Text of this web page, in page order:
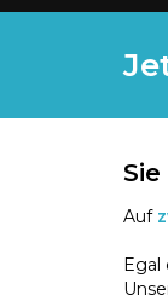
Auf
Egal